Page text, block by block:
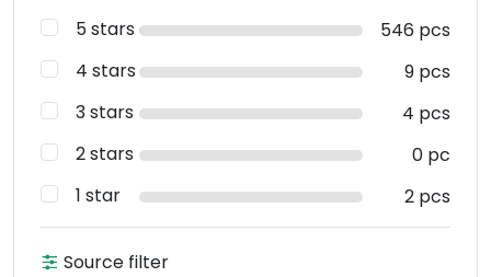
5 stars
546 pcs
4 stars
9 pcs
3 stars
4 pcs
2 stars
0 pc
1 star
2 pcs
Source filter